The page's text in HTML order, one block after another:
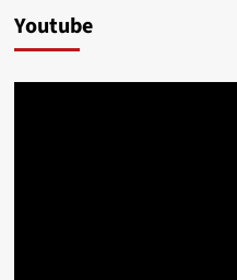
Youtube